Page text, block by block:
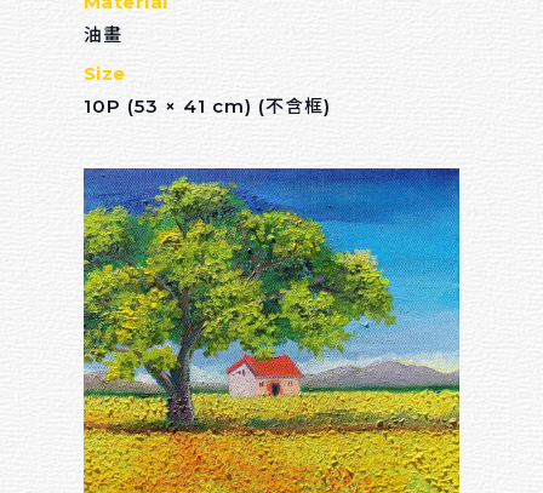
油畫
Size
10P (53 × 41 cm) (不含框)